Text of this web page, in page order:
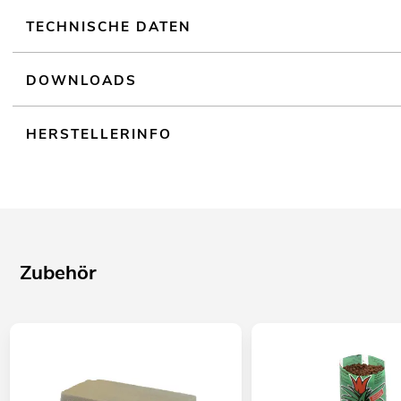
TECHNISCHE DATEN
DOWNLOADS
HERSTELLERINFO
Zubehör